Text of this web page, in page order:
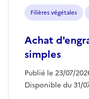
Filières végétales
Achat
simples
Publié le 23/07/
Disponible du 31/